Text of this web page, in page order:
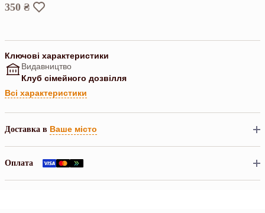
350 ₴
Ключові характеристики
Видавництво
Клуб сімейного дозвілля
Всі характеристики
Доставка в Ваше місто
Оплата